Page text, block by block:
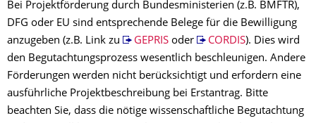
Bei Projektförderung durch Bundesministerien (z.B. BMFTR),
DFG oder EU sind entsprechende Belege für die Bewilligung
anzugeben (z.B. Link zu
GEPRISoder CORDIS). Dies wird
den Begutachtungsprozess wesentlich beschleunigen. Andere
Förderungen werden nicht berücksichtigt und erfordern eine
ausführliche Projektbeschreibung bei Erstantrag. Bitte
beachten Sie, dass die nötige wissenschaftliche Begutachtung